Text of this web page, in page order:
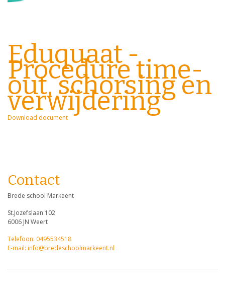
Eduquaat -
Procedure time-
out, schorsing en
verwijdering
Download document
Contact
Brede school Markeent
St.Jozefslaan 102
6006 JN Weert
Telefoon: 0495534518
E-mail: info@bredeschoolmarkeent.nl